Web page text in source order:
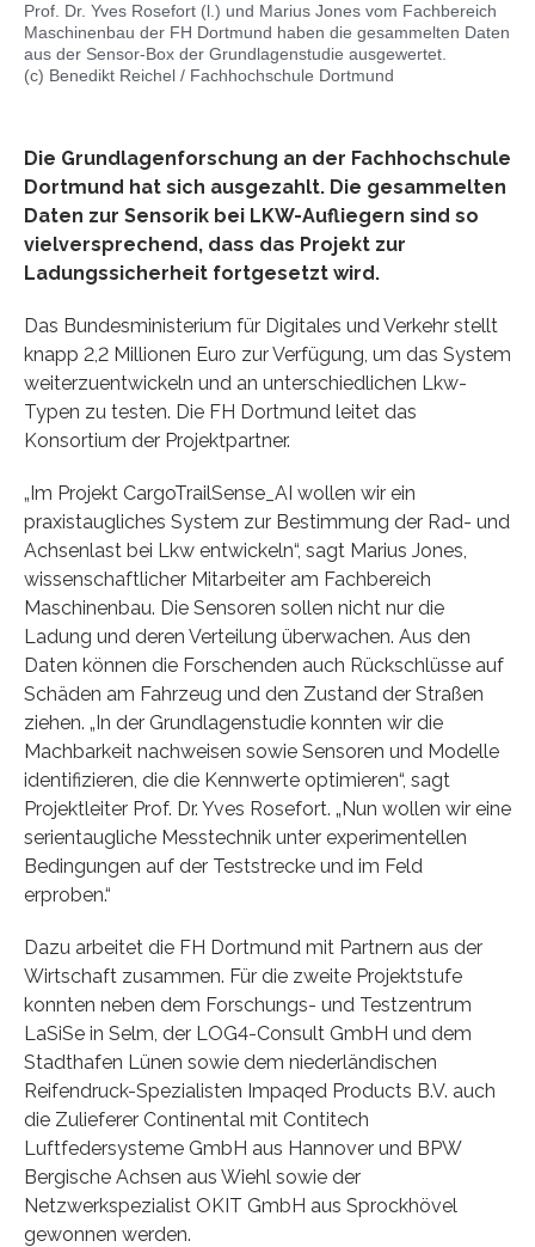
Prof. Dr. Yves Rosefort (l.) und Marius Jones vom Fachbereich
Maschinenbau der FH Dortmund haben die gesammelten Daten
aus der Sensor-Box der Grundlagenstudie ausgewertet.
(c) Benedikt Reichel / Fachhochschule Dortmund
Die Grundlagenforschung an der Fachhochschule
Dortmund hat sich ausgezahlt. Die gesammelten
Daten zur Sensorik bei LKW-Aufliegern sind so
vielversprechend, dass das Projekt zur
Ladungssicherheit fortgesetzt wird.
Das Bundesministerium für Digitales und Verkehr stellt
knapp 2,2 Millionen Euro zur Verfügung, um das System
weiterzuentwickeln und an unterschiedlichen Lkw-
Typen zu testen. Die FH Dortmund leitet das
Konsortium der Projektpartner.
„Im Projekt CargoTrailSense_AI wollen wir ein
praxistaugliches System zur Bestimmung der Rad- und
Achsenlast bei Lkw entwickeln“, sagt Marius Jones,
wissenschaftlicher Mitarbeiter am Fachbereich
Maschinenbau. Die Sensoren sollen nicht nur die
Ladung und deren Verteilung überwachen. Aus den
Daten können die Forschenden auch Rückschlüsse auf
Schäden am Fahrzeug und den Zustand der Straßen
ziehen. „In der Grundlagenstudie konnten wir die
Machbarkeit nachweisen sowie Sensoren und Modelle
identifizieren, die die Kennwerte optimieren“, sagt
Projektleiter Prof. Dr. Yves Rosefort. „Nun wollen wir eine
serientaugliche Messtechnik unter experimentellen
Bedingungen auf der Teststrecke und im Feld
erproben.“
Dazu arbeitet die FH Dortmund mit Partnern aus der
Wirtschaft zusammen. Für die zweite Projektstufe
konnten neben dem Forschungs- und Testzentrum
LaSiSe in Selm, der LOG4-Consult GmbH und dem
Stadthafen Lünen sowie dem niederländischen
Reifendruck-Spezialisten Impaqed Products B.V. auch
die Zulieferer Continental mit Contitech
Luftfedersysteme GmbH aus Hannover und BPW
Bergische Achsen aus Wiehl sowie der
Netzwerkspezialist OKIT GmbH aus Sprockhövel
gewonnen werden.